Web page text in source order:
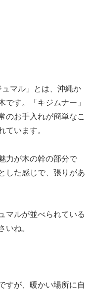
ュマル」とは、沖縄か
です。「キジムナー」
のお手入れが簡単なこ
ています。
力が木の幹の部分で
した感じで、張りがあ
マルが並べられている
いね。
すが、暖かい場所に自